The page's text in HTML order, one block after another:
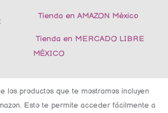
m
t
Tienda en AMAZON México
Tienda en MERCADO LIBRE
MÉXICO
los productos que te mostramos incluyen
Esto te permite acceder fácilmente a